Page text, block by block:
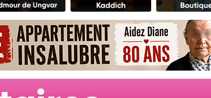
4 personnes viennent de nous rejoindre sur WhatsApp
3 personnes viennent de nous rejoindre sur WhatsApp
3 personnes viennent de faire un don pour 5 jours de vacances aux
Odaya vient de donner son Maasser
13 personnes viennent de demander une bénédiction
2 personnes viennent de nous rejoindre sur WhatsApp